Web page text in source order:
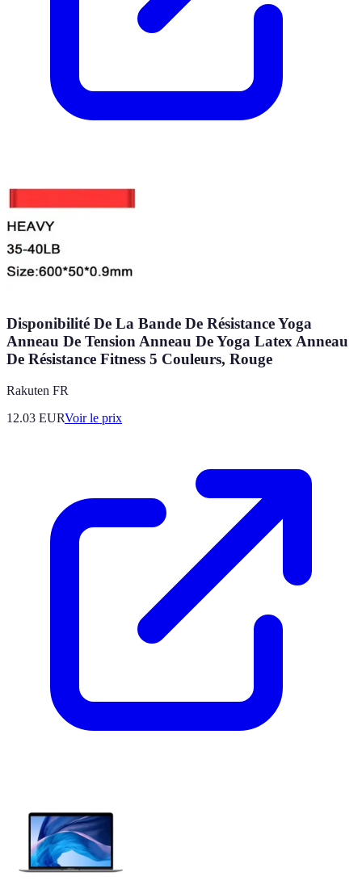
Disponibilité De La Bande De Résistance Yoga
Anneau De Tension Anneau De Yoga Latex Anneau
De Résistance Fitness 5 Couleurs, Rouge
Rakuten FR
12.03 EURVoir le prix